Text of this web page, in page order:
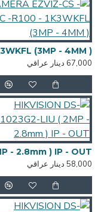
67,000 دينار عراقي
58,000 دينار عراقي